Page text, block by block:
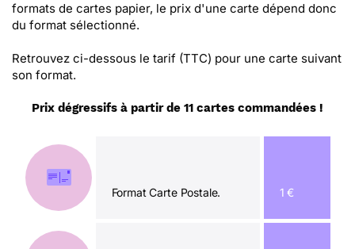
formats de cartes papier, le prix d'une carte dépend donc
du format sélectionné.
Retrouvez ci-dessous le tarif (TTC) pour une carte suivant
son format.
Prix dégressifs à partir de 11 cartes commandées !
Format Carte Postale. 1 €